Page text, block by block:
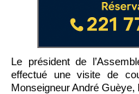
Le président de l’Assemblée nationale, El Malick Ndiaye, a
effectué une visite de
Monseigneur André Guèye,